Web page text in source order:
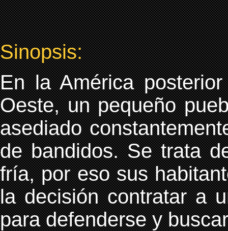
Sinopsis:
En la América
Oeste, un pequeño
asediado
de bandidos. Se trata
fría, por eso sus
la decisión contratar a
para defenderse y